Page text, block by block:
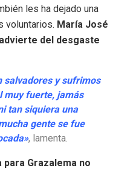
les ha dejado una
voluntarios. María José
del desgaste
salvadores y sufrimos
muy fuerte, jamás
tan siquiera una
gente se fue
, lamenta.
para Grazalema no